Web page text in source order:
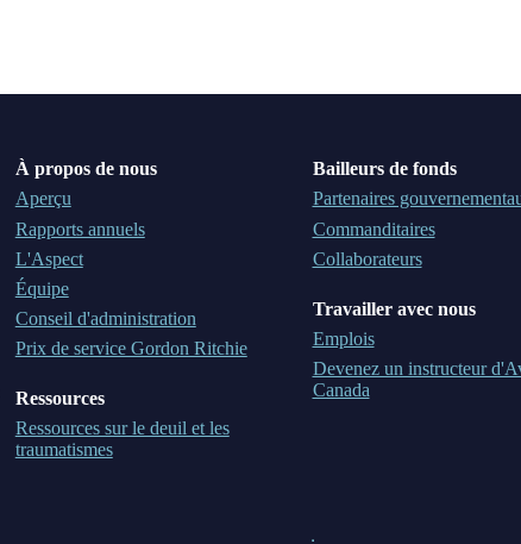
À propos de nous
Aperçu
Rapports annuels
L'Aspect
Équipe
Conseil d'administration
Prix de service Gordon Ritchie
Ressources
Ressources sur le deuil et les
traumatismes
Bailleurs de fonds
Partenaires
Commanditaires
Collaborateurs
Travailler avec nous
Emplois
Devenez un instructeur
Canada